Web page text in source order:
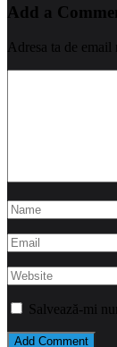
Add a
Adresa ta de
Salvează-mi